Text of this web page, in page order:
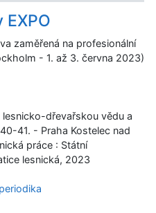
zaměřená na profesionální
- 1. až 3. června 2023)
dřevařskou vědu a
41. - Praha Kostelec nad
práce : Státní
lesnická, 2023